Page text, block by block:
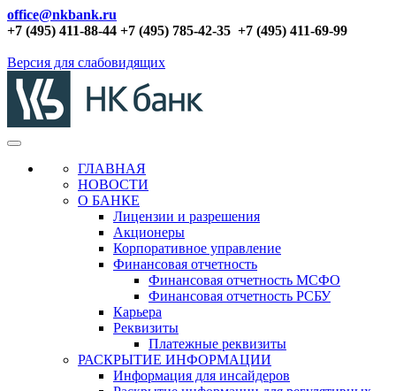
office@nkbank.ru
+7 (495) 411-88-44 +7 (495) 785-42-35 +7 (495) 411-69-99
Версия для слабовидящих
ГЛАВНАЯ
НОВОСТИ
О БАНКЕ
Лицензии и разрешения
Акционеры
Корпоративное управление
Финансовая отчетность
Финансовая отчетность МСФО
Финансовая отчетность РСБУ
Карьера
Реквизиты
Платежные реквизиты
РАСКРЫТИЕ ИНФОРМАЦИИ
Информация для инсайдеров